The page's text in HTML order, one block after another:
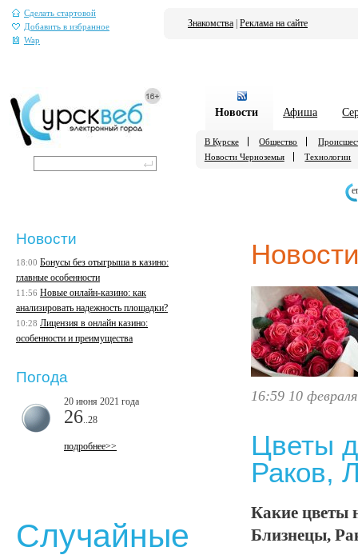
Сделать стартовой
Добавить в избранное
Wap
Знакомства Реклама на сайте
Новости Афиша
В Курске Общество
Новости Черноземья
Технологии
16:59 10
Цветы
Раков,
Какие цветы
Близнецы,
Новости
18:00 Бонусы без отыгрыша в казино:
главные особенности
11:56 Новые онлайн-казино: как
анализировать надежность площадки?
10:28 Лицензия в онлайн казино:
особенности и преимущества
Погода
20 июня 2021 года
26 ..28
подробнее>>
Случайные